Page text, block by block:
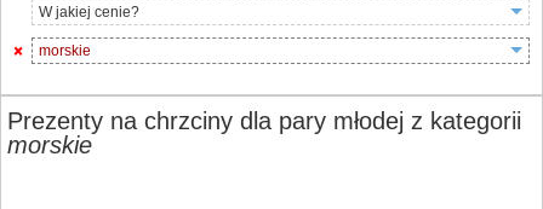
W jakiej cenie?
morskie
Prezenty na chrzciny dla pary młodej z kategorii
morskie